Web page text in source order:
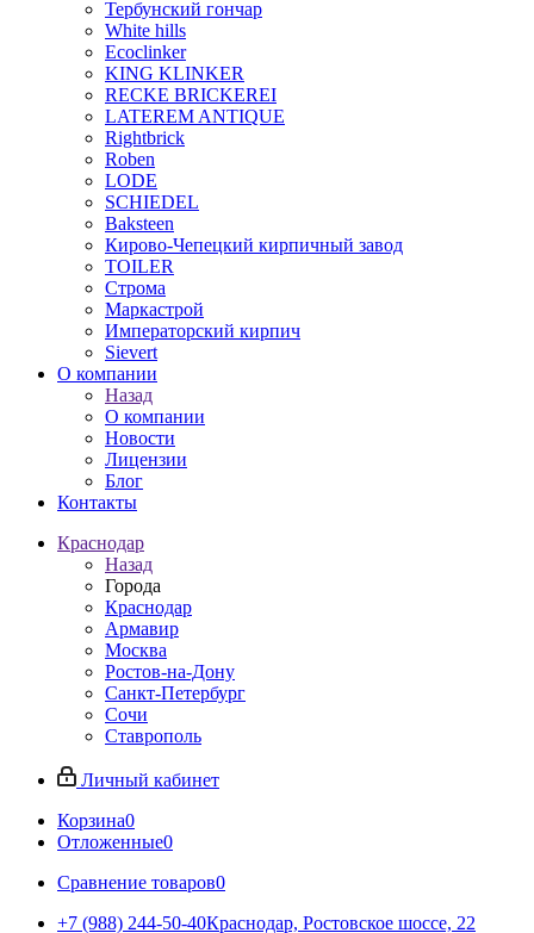
Тербунский гончар
White hills
Ecoclinker
KING KLINKER
RECKE BRICKEREI
LATEREM ANTIQUE
Rightbrick
Roben
LODE
SCHIEDEL
Baksteen
Кирово-Чепецкий кирпичный завод
TOILER
Строма
Маркастрой
Императорский кирпич
Sievert
О компании
Назад
О компании
Новости
Лицензии
Блог
Контакты
Краснодар
Назад
Города
Краснодар
Армавир
Москва
Ростов-на-Дону
Санкт-Петербург
Сочи
Ставрополь
Личный кабинет
Корзина0
Отложенные0
Сравнение товаров0
+7 (988) 244-50-40Краснодар, Ростовское шоссе, 22